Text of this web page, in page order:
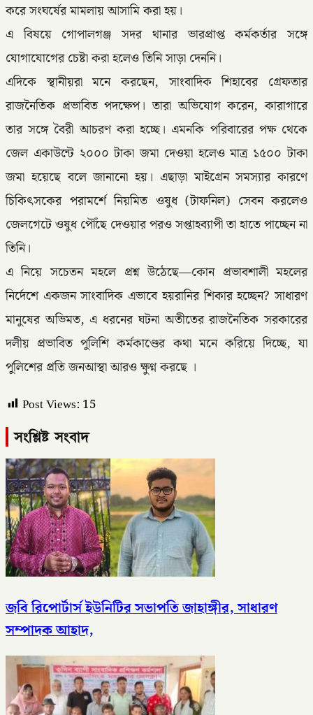
করে সংঘর্ষের মামলায় আসামি করা হয়।
এ বিষয়ে গোপালগঞ্জ সদর থানার ভারপ্রাপ্ত কর্মকর্তার সঙ্গে
যোগাযোগের চেষ্টা করা হলেও তিনি সাড়া দেননি।
এদিকে স্থানীয়রা মনে করছেন, সাংবাদিক শিহাবের গ্রেফতার
রাজনৈতিক প্রভাবিত পদক্ষেপ। তারা অভিযোগ করেন, কারাগারে
তার সঙ্গে বৈরী আচরণ করা হচ্ছে। এমনকি পরিবারের পক্ষ থেকে
জেল একাউন্টে ২০০০ টাকা জমা দেওয়া হলেও মাত্র ১৫০০ টাকা
জমা হয়েছে বলে জানানো হয়। এছাড়া মাইগ্রেন সমস্যার কারণে
চিকিৎসকের পরামর্শে নিয়মিত ওষুধ (টাফনিল) সেবন করলেও
জেলগেটে ওষুধ পৌঁছে দেওয়ার পরও সপ্তাহব্যাপী তা হাতে পাচ্ছেন না
তিনি।
এ নিয়ে সচেতন মহলে প্রশ্ন উঠেছে—কোন প্রভাবশালী মহলের
নির্দেশে একজন সাংবাদিক এভাবে হয়রানির শিকার হচ্ছেন? সাধারণ
মানুষের অভিমত, এ ধরনের ঘটনা অতীতের রাজনৈতিক সরকারের
দলীয় প্রভাবিত পুলিশি কর্মকাণ্ডের কথা মনে করিয়ে দিচ্ছে, যা
পুলিশের প্রতি জনআস্থা আরও ক্ষুণ্ন করছে ।
Post Views: 15
সংশ্লিষ্ট সংবাদ
জবি রিপোর্টার্স ইউনিটির সভাপতি জাহাঙ্গীর, সাধারণ
সম্পাদক আহাদ,